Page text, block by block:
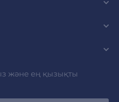
және ең қызықты